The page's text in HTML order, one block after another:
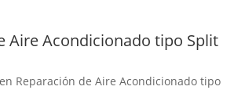
Aire Acondicionado tipo Split
Reparación de Aire Acondicionado tipo